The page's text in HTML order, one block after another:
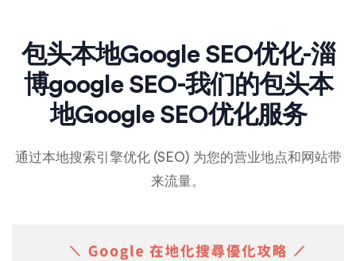
包头本地Google SEO优化-淄
博google SEO-我们的包头本
地Google SEO优化服务
通过本地搜索引擎优化 (SEO) 为您的营业地点和网站带
来流量。